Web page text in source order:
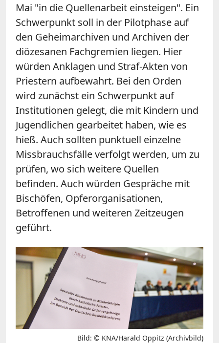
Mai "in die Quellenarbeit einsteigen". Ein
Schwerpunkt soll in der Pilotphase auf
den Geheimarchiven und Archiven der
diözesanen Fachgremien liegen. Hier
würden Anklagen und Straf-Akten von
Priestern aufbewahrt. Bei den Orden
wird zunächst ein Schwerpunkt auf
Institutionen gelegt, die mit Kindern und
Jugendlichen gearbeitet haben, wie es
hieß. Auch sollten punktuell einzelne
Missbrauchsfälle verfolgt werden, um zu
prüfen, wo sich weitere Quellen
befinden. Auch würden Gespräche mit
Bischöfen, Opferorganisationen,
Betroffenen und weiteren Zeitzeugen
geführt.
Bild: © KNA/Harald Oppitz (Archivbild)